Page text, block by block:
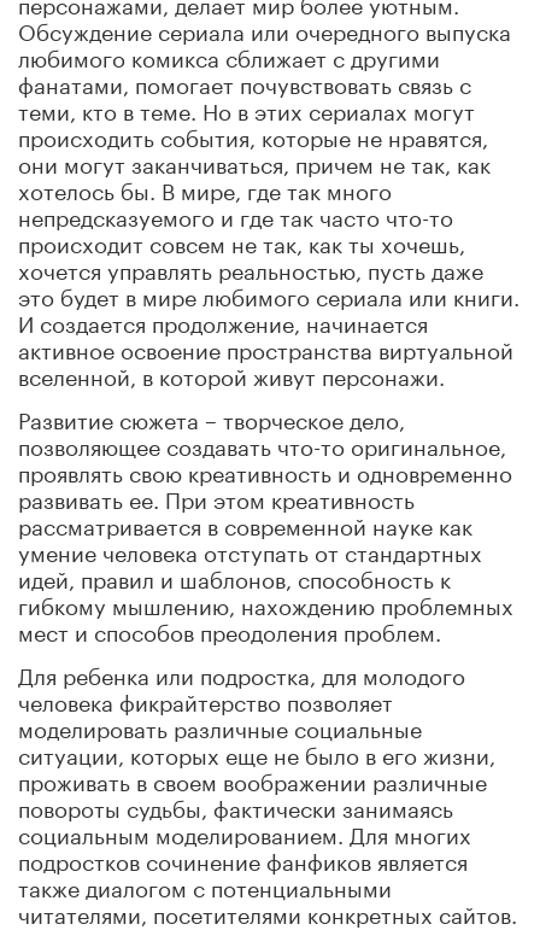
Обсуждение сериала или очередного выпуска
любимого комикса сближает с другими
фанатами, помогает почувствовать связь с
теми, кто в теме. Но в этих сериалах могут
происходить события, которые не нравятся,
они могут заканчиваться, причем не так, как
хотелось бы. В мире, где так много
непредсказуемого и где так часто что-то
происходит совсем не так, как ты хочешь,
хочется управлять реальностью, пусть даже
это будет в мире любимого сериала или книги.
И создается продолжение, начинается
активное освоение пространства виртуальной
вселенной, в которой живут персонажи.
Развитие сюжета – творческое дело,
позволяющее создавать что-то оригинальное,
проявлять свою креативность и одновременно
развивать ее. При этом креативность
рассматривается в современной науке как
умение человека отступать от стандартных
идей, правил и шаблонов, способность к
гибкому мышлению, нахождению проблемных
мест и способов преодоления проблем.
Для ребенка или подростка, для молодого
человека фикрайтерство позволяет
моделировать различные социальные
ситуации, которых еще не было в его жизни,
проживать в своем воображении различные
повороты судьбы, фактически занимаясь
социальным моделированием. Для многих
подростков сочинение фанфиков является
также диалогом с потенциальными
читателями, посетителями конкретных сайтов.